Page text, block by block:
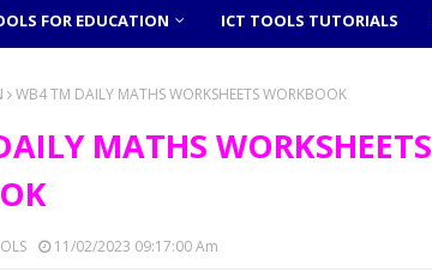
FOR EDUCATION ICT TOOLS TUTORIALS
WB4 TM DAILY MATHS WORKSHEETS WORKBOOK
MATHS WORKSHEETS
11/02/2023 09:17:00 Am